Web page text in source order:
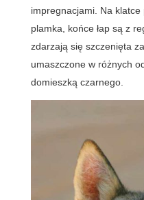
impregnacjami. Na
plamka, końce łap są z
zdarzają się szczenięta
umaszczone w różnych
domieszką czarnego.